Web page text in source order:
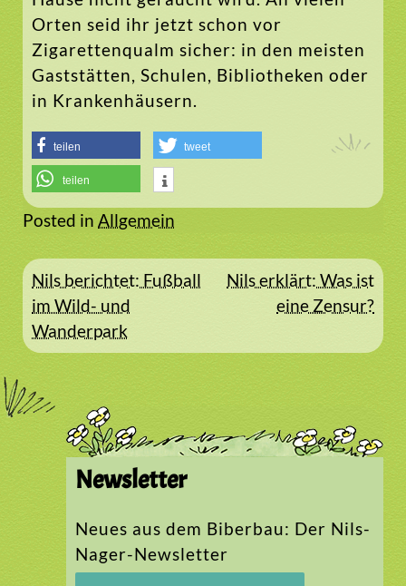
Orten seid ihr jetzt schon vor
Zigarettenqualm sicher: in den meisten
Gaststätten, Schulen, Bibliotheken oder
in Krankenhäusern.
teilen tweet
teilen
Posted in Allgemein
Beitragsnavigation
Nils berichtet: Fußball
im Wild- und
Wanderpark
Nils erklärt: Was ist
eine Zensur?
Newsletter
Neues aus dem Biberbau: Der Nils-
Nager-Newsletter